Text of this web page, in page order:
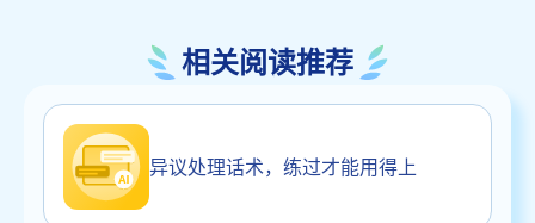
相关阅读推荐
异议处理话术，练过才能用得上